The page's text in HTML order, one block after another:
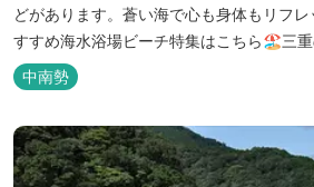
どがあります。蒼い海で心も身体もリフレッシュ
すすめ海水浴場ビーチ特集はこちら🏖三
プール＆川遊びの特集はこちら⛱
中南勢